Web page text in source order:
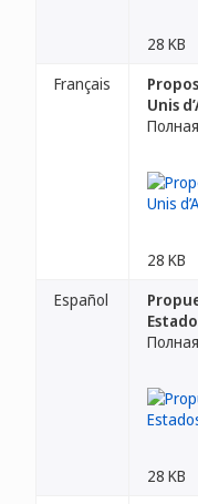
28 KB
Français
Unis
28 KB
Español
28 KB